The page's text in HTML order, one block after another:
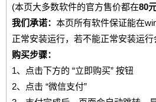
(本页大多数软件的官方售价都在80
我们承诺： 本页所有软件保证能在
正常安装运行，若不能正常安装运
购买步骤：
1、点击下方的 “立即购买” 按钮
2、点击 “微信支付”